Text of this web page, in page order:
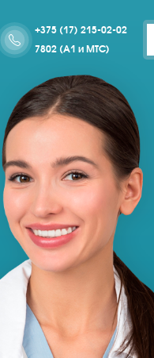
+375 (17) 215-02-02
7802 (A1 и МТС)